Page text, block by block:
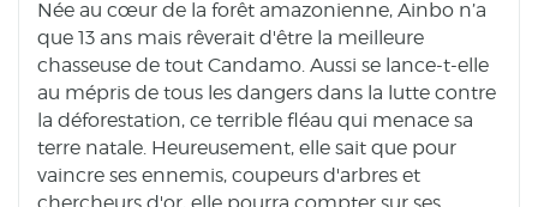
Née au cœur de la forêt amazonienne, Ainbo n’a
que 13 ans mais rêverait d'être la meilleure
chasseuse de tout Candamo. Aussi se lance-t-elle
au mépris de tous les dangers dans la lutte contre
la déforestation, ce terrible fléau qui menace sa
terre natale. Heureusement, elle sait que pour
vaincre ses ennemis, coupeurs d'arbres et
chercheurs d'or, elle pourra compter sur ses